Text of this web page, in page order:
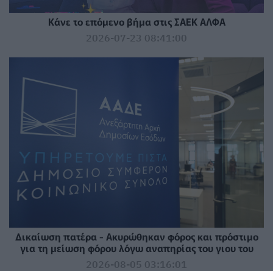
Κάνε το επόμενο βήμα στις ΣΑΕΚ ΑΛΦΑ
2026-07-23 08:41:00
Δικαίωση πατέρα - Ακυρώθηκαν φόρος και πρόστιμο
για τη μείωση φόρου λόγω αναπηρίας του γιου του
2026-08-05 03:16:01